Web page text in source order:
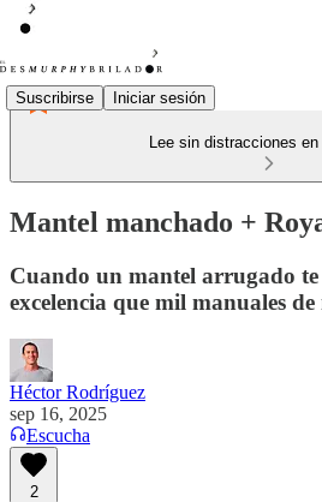
Suscribirse Iniciar sesión
Lee sin distracciones
Mantel manchado +
Cuando un mantel arrugado te
excelencia que mil manuales de
Héctor Rodríguez
sep 16, 2025
Escucha
2